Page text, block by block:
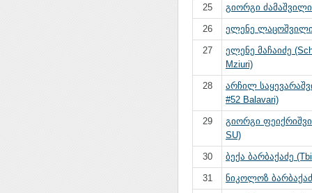
25 გიორგი ძამაშვილი
26 ელენე ლაცოშვილი
27
ელენე მაჩაიძე
Mziuri)
28
არჩილ
#52 Balavari)
29
გიორგი
SU)
30 ბექა ბარბაქაძე
31 ნიკოლოზ